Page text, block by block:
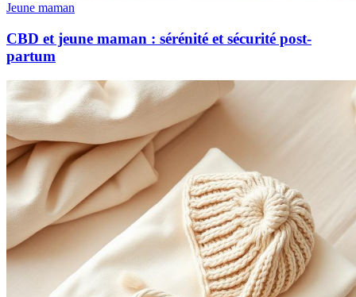
Jeune maman
CBD et jeune maman : sérénité et sécurité post-
partum